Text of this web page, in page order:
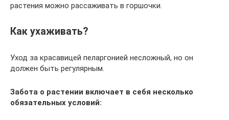
растения можно рассаживать в горшочки.
Как ухаживать?
Уход за красавицей пеларгонией несложный, но он
должен быть регулярным.
Забота о растении включает в себя несколько
обязательных условий: